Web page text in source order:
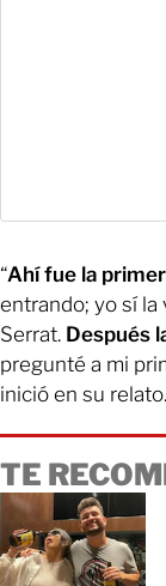
“Ahí fue la
entrando; yo sí la
Serrat. Después
pregunté a mi
inició en su relato.
TE